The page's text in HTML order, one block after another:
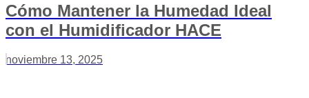
Cómo Mantener la Humedad Ideal
con el Humidificador HACE
noviembre 13, 2025